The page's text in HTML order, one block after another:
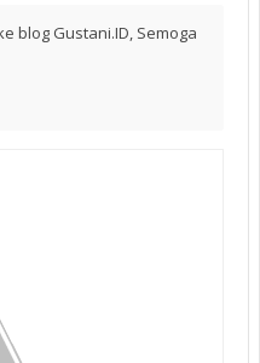
blog Gustani.ID, Semoga